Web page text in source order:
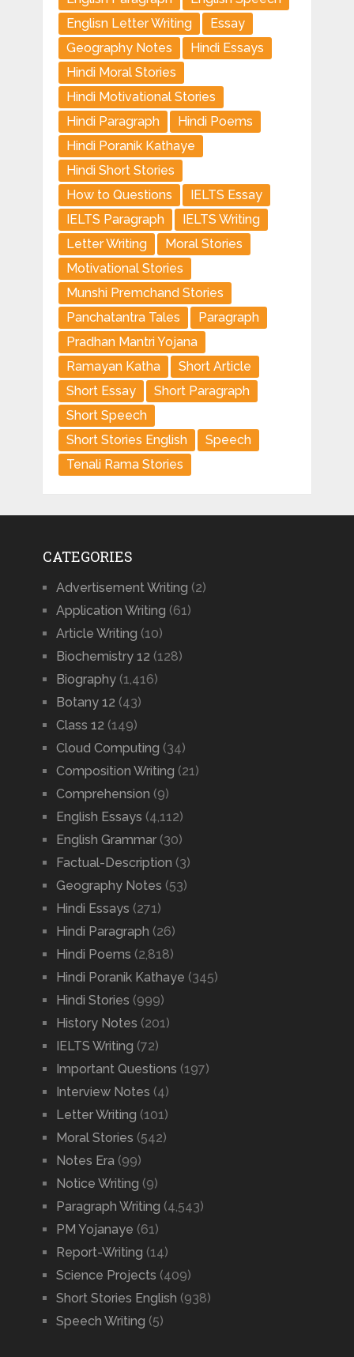
Englisn Letter Writing
Essay
Geography Notes
Hindi Essays
Hindi Moral Stories
Hindi Motivational Stories
Hindi Paragraph
Hindi Poems
Hindi Poranik Kathaye
Hindi Short Stories
How to Questions
IELTS Essay
IELTS Paragraph
IELTS Writing
Letter Writing
Moral Stories
Motivational Stories
Munshi Premchand Stories
Panchatantra Tales
Paragraph
Pradhan Mantri Yojana
Ramayan Katha
Short Article
Short Essay
Short Paragraph
Short Speech
Short Stories English
Speech
Tenali Rama Stories
CATEGORIES
Advertisement Writing (2)
Application Writing (61)
Article Writing (10)
Biochemistry 12 (128)
Biography(1,416)
Botany 12 (43)
Class 12 (149)
Cloud Computing (34)
Composition Writing (21)
Comprehension (9)
English Essays (4,112)
English Grammar(30)
Factual-Description (3)
Geography Notes (53)
Hindi Essays (271)
Hindi Paragraph (26)
Hindi Poems (2,818)
Hindi Poranik Kathaye (345)
Hindi Stories (999)
History Notes (201)
IELTS Writing (72)
Important Questions (197)
Interview Notes (4)
Letter Writing (101)
Moral Stories (542)
Notes Era (99)
Notice Writing (9)
Paragraph Writing (4,543)
PM Yojanaye (61)
Report-Writing (14)
Science Projects (409)
Short Stories English (938)
Speech Writing (5)